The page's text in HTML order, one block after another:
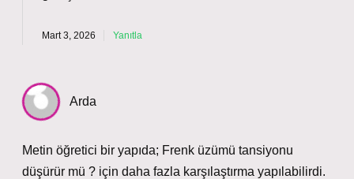
Mart 3, 2026 Yanıtla
Arda
Metin öğretici bir yapıda; Frenk üzümü tansiyonu
düşürür mü ? için daha fazla karşılaştırma yapılabilirdi.